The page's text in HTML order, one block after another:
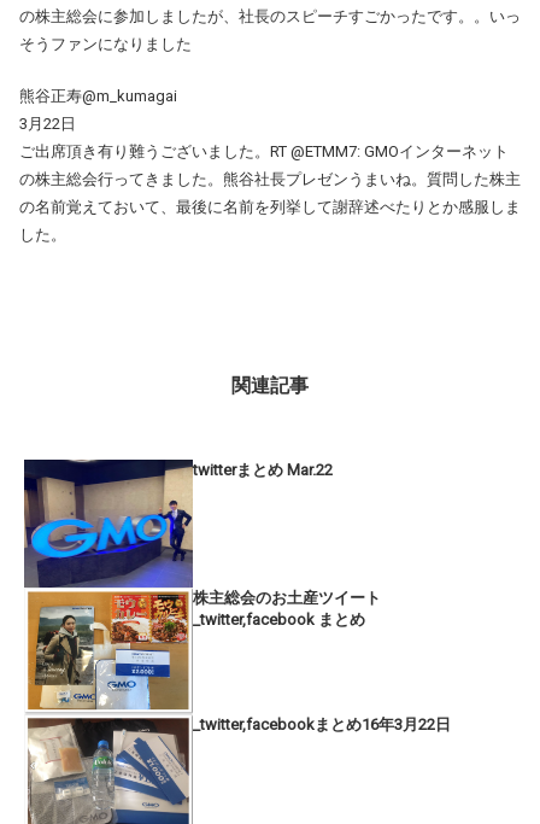
の株主総会に参加しましたが、社長のスピーチすごかったです。。いっ
そうファンになりました
熊谷正寿@m_kumagai
3月22日
ご出席頂き有り難うございました。RT @ETMM7: GMOインターネット
の株主総会行ってきました。熊谷社長プレゼンうまいね。質問した株主
の名前覚えておいて、最後に名前を列挙して謝辞述べたりとか感服しま
した。
関連記事
twitterまとめ Mar.22
株主総会のお土産ツイート
_twitter,facebook まとめ
_twitter,facebookまとめ16年3月22日